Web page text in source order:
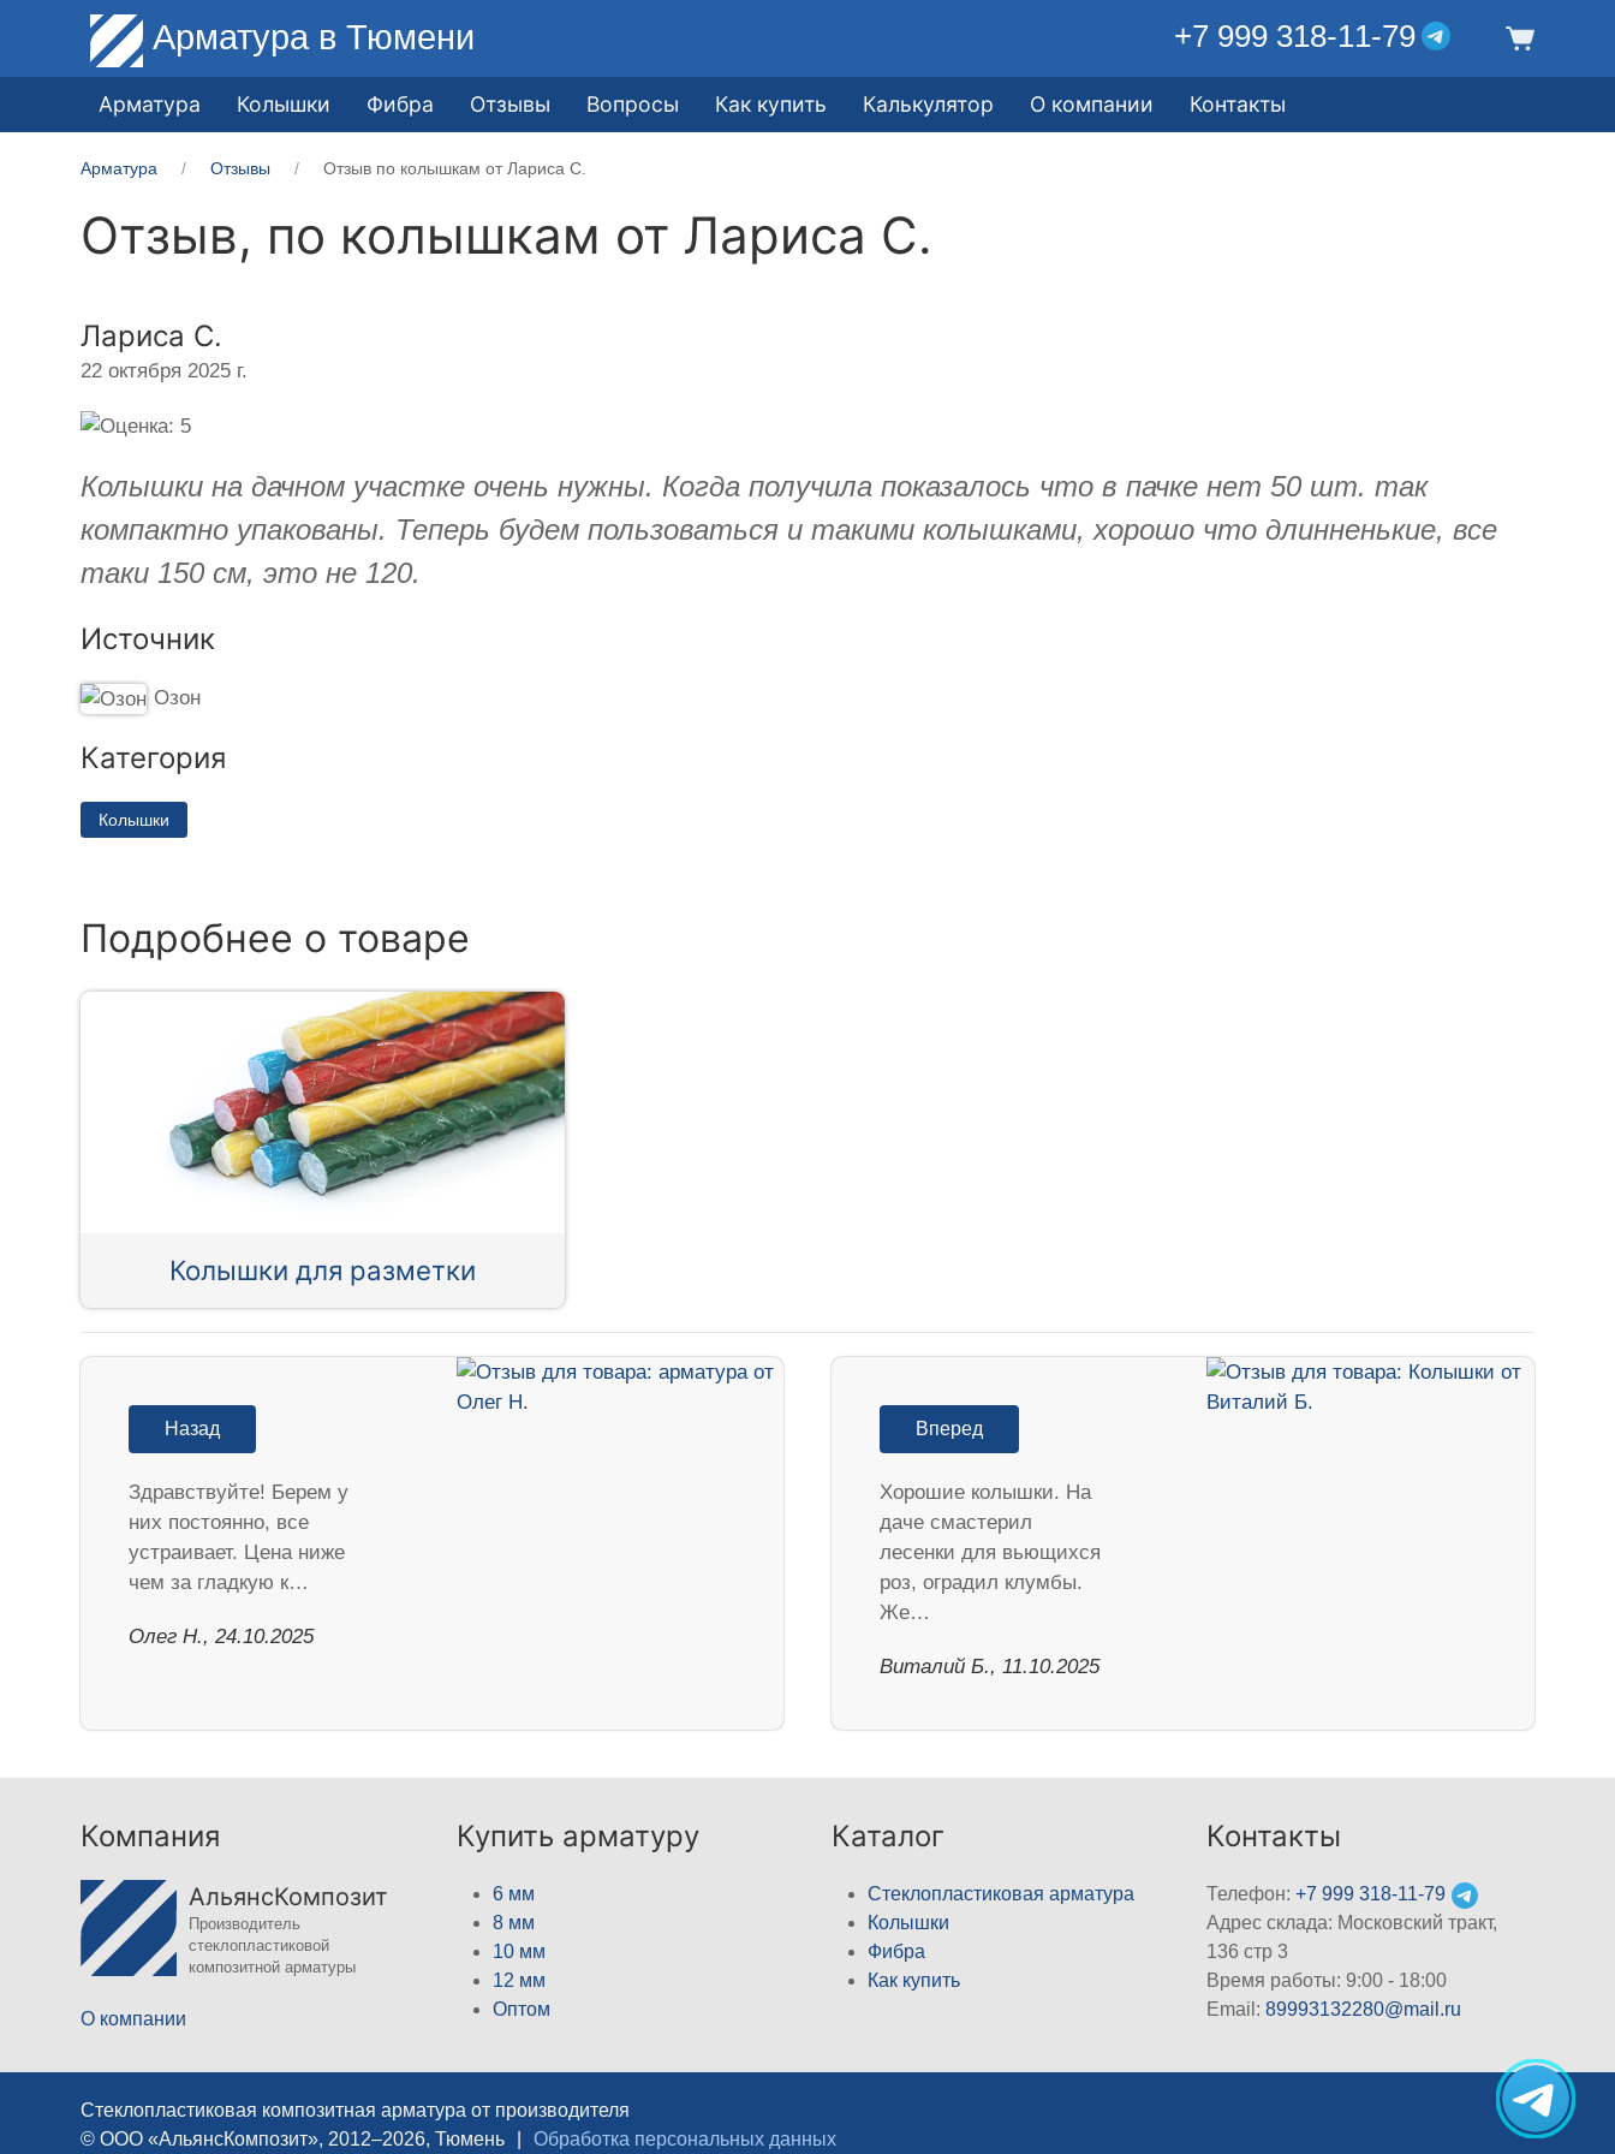
Арматура в Тюмени +7 999 318-11-79
Арматура Колышки Фибра Отзывы Вопросы Как купить Калькулятор О компании Контакты
Арматура Отзывы Отзыв по колышкам от Лариса С.
Отзыв, по колышкам от Лариса С.
Лариса С.
22 октября 2025 г.
Колышки на дачном участке очень нужны. Когда получила показалось что в пачке нет 50 шт. так
компактно упакованы. Теперь будем пользоваться и такими колышками, хорошо что длинненькие, все
таки 150 см, это не 120.
Источник
Озон
Категория
Колышки
Подробнее о товаре
Колышки для разметки
Назад
Здравствуйте! Берем у
них постоянно, все
устраивает. Цена ниже
чем за гладкую к…
Олег Н., 24.10.2025
Вперед
Хорошие колышки. На
даче смастерил
лесенки для вьющихся
роз, оградил клумбы.
Же…
Виталий Б., 11.10.2025
Компания
АльянсКомпозит
Производитель
стеклопластиковой
композитной арматуры
О компании
Купить арматуру
6 мм
8 мм
10 мм
12 мм
Оптом
Каталог
Стеклопластиковая арматура
Колышки
Фибра
Как купить
Контакты
Телефон:+7 999 318-11-79
Адрес склада: Московский тракт,
136 стр 3
Время работы: 9:00 - 18:00
Email:89993132280@mail.ru
Стеклопластиковая композитная арматура от производителя
© ООО «АльянсКомпозит», 2012–2026, Тюмень
Обработка персональных данных